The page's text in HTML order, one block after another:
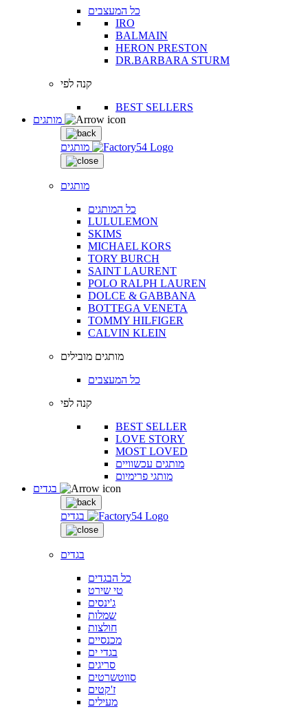
כל המעצבים
IRO
BALMAIN
HERON PRESTON
DR.BARBARA STURM
קנה לפי
BEST SELLERS
מותגים
מותגים
כל המותגים
LULULEMON
SKIMS
MICHAEL KORS
TORY BURCH
SAINT LAURENT
POLO RALPH LAUREN
DOLCE & GABBANA
BOTTEGA VENETA
TOMMY HILFIGER
CALVIN KLEIN
מותגים מובילים
כל המעצבים
קנה לפי
BEST SELLER
LOVE STORY
MOST LOVED
מותגים עכשוויים
מותגי פרימיום
בגדים
בגדים
כל הבגדים
טי שירט
ג'ינסים
שמלות
חולצות
מכנסיים
בגדי ים
סריגים
סווטשרטים
ז'קטים
מעילים